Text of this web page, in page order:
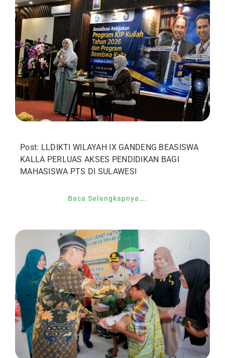
Post: LLDIKTI WILAYAH IX GANDENG BEASISWA
KALLA PERLUAS AKSES PENDIDIKAN BAGI
MAHASISWA PTS DI SULAWESI
Baca Selengkapnya….